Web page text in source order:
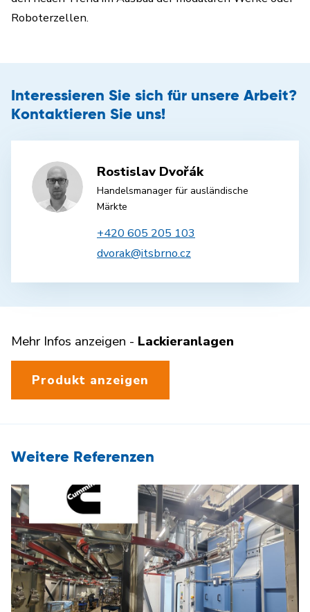
Roboterzellen.
Interessieren Sie sich für unsere Arbeit?
Kontaktieren Sie uns!
Rostislav Dvořák
Handelsmanager für ausländische
Märkte
+420 605 205 103
dvorak@itsbrno.cz
Mehr Infos anzeigen - Lackieranlagen
Produkt anzeigen
Weitere Referenzen